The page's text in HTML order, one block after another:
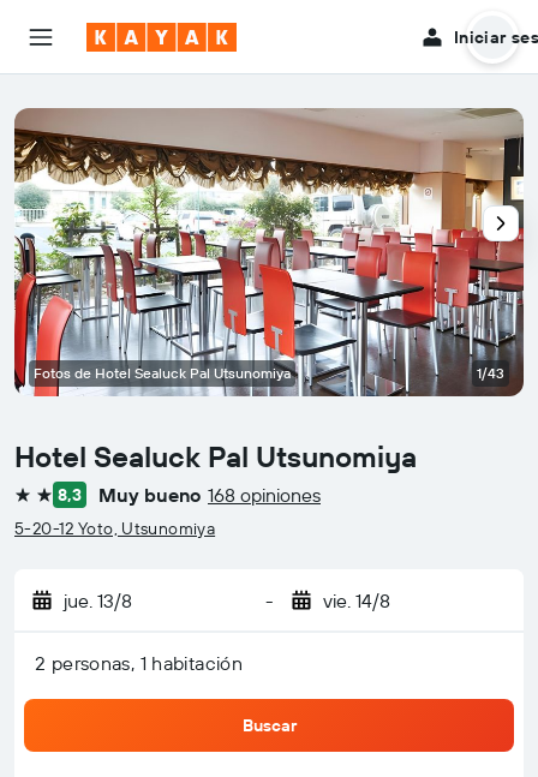
Iniciar
Hotel Sealuck Pal Utsunomiya
2 estrellas
8,3 Muy bueno 168 opiniones
5-20-12 Yoto, Utsunomiya
jue. 13/8 - vie. 14/8
2 personas, 1 habitación
Buscar
Fotos de Hotel Sealuck Pal Utsunomiya 1/43